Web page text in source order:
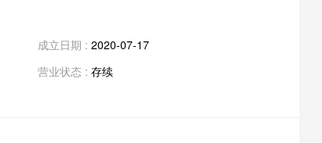
成立日期 : 2020-07-17
营业状态 : 存续